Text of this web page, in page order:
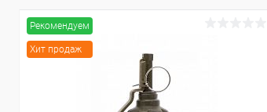
Рекомендуем
Хит продаж